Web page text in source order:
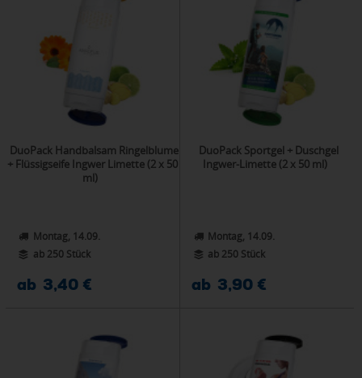
DuoPack Handbalsam Ringelblume
+ Flüssigseife Ingwer Limette (2 x 50
ml)
Montag, 14.09.
ab 250 Stück
ab 3,40 €
DuoPack Sportgel + Duschgel
Ingwer-Limette (2 x 50 ml)
Montag, 14.09.
ab 250 Stück
ab 3,90 €